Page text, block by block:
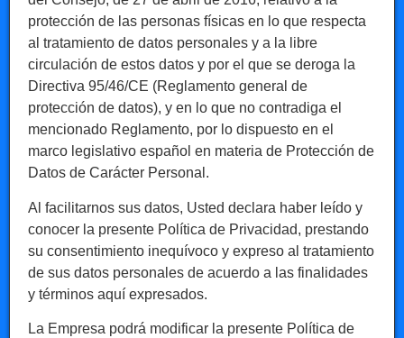
protección de las personas físicas en lo que respecta
al tratamiento de datos personales y a la libre
circulación de estos datos y por el que se deroga la
Directiva 95/46/CE (Reglamento general de
protección de datos), y en lo que no contradiga el
mencionado Reglamento, por lo dispuesto en el
marco legislativo español en materia de Protección de
Datos de Carácter Personal.
Al facilitarnos sus datos, Usted declara haber leído y
conocer la presente Política de Privacidad, prestando
su consentimiento inequívoco y expreso al tratamiento
de sus datos personales de acuerdo a las finalidades
y términos aquí expresados.
La Empresa podrá modificar la presente Política de